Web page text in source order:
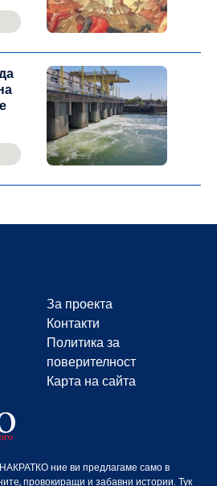
За проекта
Контакти
Политика за
поверителност
Карта на сайта
ние ви предлагаме само в
провокиращи и забавни истории. Тук